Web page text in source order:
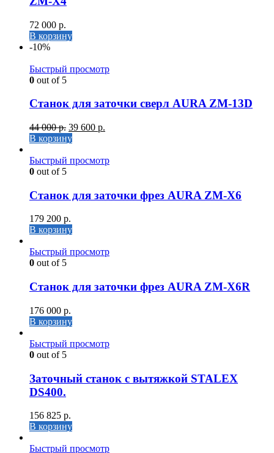
72 000 р.
В корзину
-10%
Быстрый просмотр
0 out of 5
Станок для заточки сверл AURA ZM-13D
44 000р. 39 600 р.
В корзину
Быстрый просмотр
0 out of 5
Станок для заточки фрез AURA ZM-X6
179 200 р.
В корзину
Быстрый просмотр
0 out of 5
Станок для заточки фрез AURA ZM-X6R
176 000 р.
В корзину
Быстрый просмотр
0 out of 5
Заточный станок с вытяжкой STALEX
DS400.
156 825 р.
В корзину
Быстрый просмотр